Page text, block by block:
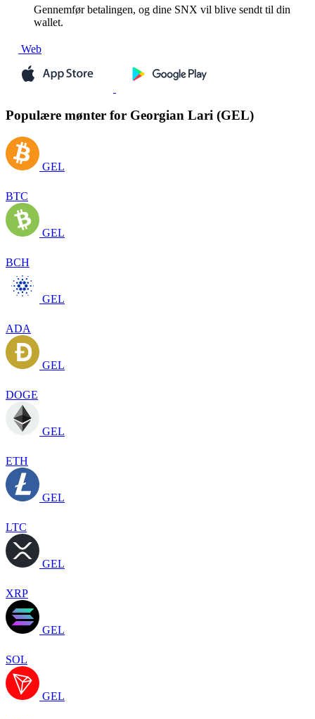
Gennemfør betalingen, og dine SNX vil blive sendt til din
wallet.
Web
Populære mønter for Georgian Lari (GEL)
GEL
BTC
GEL
BCH
GEL
ADA
GEL
DOGE
GEL
ETH
GEL
LTC
GEL
XRP
GEL
SOL
GEL